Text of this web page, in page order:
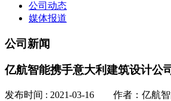
公司动态
媒体报道
公司新闻
亿航智能携手意大利建筑设计公
发布时间 : 2021-03-16 作者：亿